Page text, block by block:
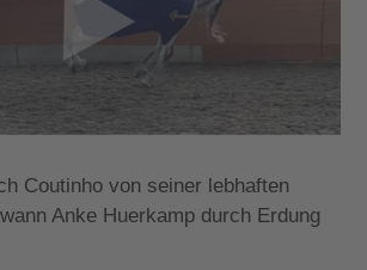
Coutinho von seiner lebhaften
Anke Huerkamp durch Erdung